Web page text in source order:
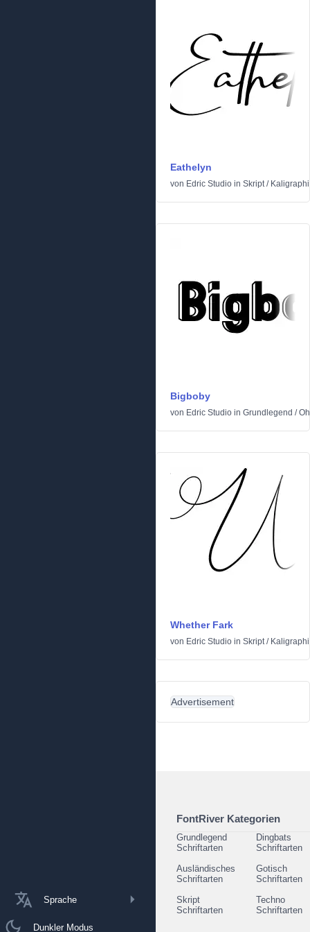
Sprache
Dunkler Modus
Eathelyn
von Edric Studio in Skript/
Bigboby
von Edric Studio in Grundlegend /
Whether Fark
von Edric Studio in Skript/
Advertisement
FontRiver Kategorien
Grundlegend
Schriftarten
Dingbats
Schriftarten
Ausländisches
Schriftarten
Gotisch
Schriftarten
Skript
Schriftarten
Techno
Schriftarten